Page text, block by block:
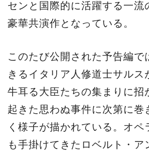
センと国際的に活躍する一流
豪華共演作となっている。
このたび公開された予告編で
きるイタリア人修道士サルス
牛耳る大臣たちの集まりに招
起きた思わぬ事件に次第に巻
く様子が描かれている。オペ
も手掛けてきたロベルト・ア